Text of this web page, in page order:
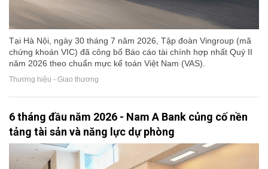
Tại Hà Nội, ngày 30 tháng 7 năm 2026, Tập đoàn Vingroup (mã
chứng khoán VIC) đã công bố Báo cáo tài chính hợp nhất Quý II
năm 2026 theo chuẩn mực kế toán Việt Nam (VAS).
Thương hiệu - Giao thương
6 tháng đầu năm 2026 - Nam A Bank củng cố nền
tảng tài sản và năng lực dự phòng